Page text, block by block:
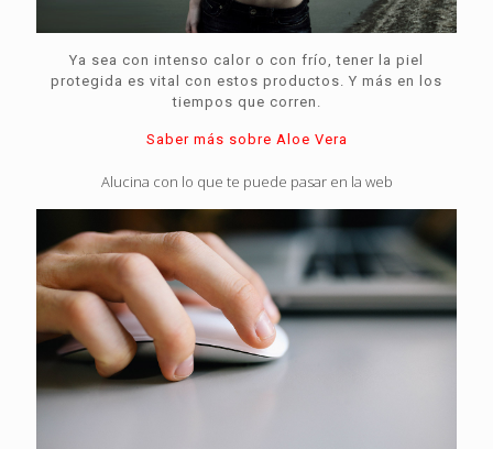
Ya sea con intenso calor o con frío, tener la piel
protegida es vital con estos productos. Y más en los
tiempos que corren.
Saber más sobre Aloe Vera
Alucina con lo que te puede pasar en la web